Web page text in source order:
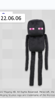
22.06.06